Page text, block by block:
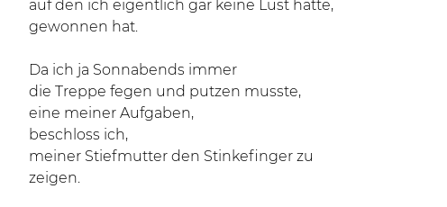
auf den ich eigentlich gar keine Lust hatte,
gewonnen hat.
Da ich ja Sonnabends immer
die Treppe fegen und putzen musste,
eine meiner Aufgaben,
beschloss ich,
meiner Stiefmutter den Stinkefinger zu
zeigen.